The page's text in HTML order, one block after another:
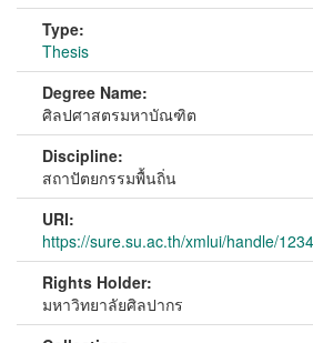
Type:
Thesis
Degree Name:
ศิลปศาสตรมหาบัณฑิต
Discipline:
สถาปัตยกรรมพื้นถิ่น
URI:
https://sure.su.ac.th/xmlui/handle/
Rights Holder:
มหาวิทยาลัยศิลปากร